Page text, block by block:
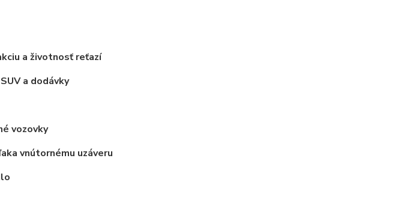
a životnosť reťazí
a dodávky
vozovky
vnútornému uzáveru